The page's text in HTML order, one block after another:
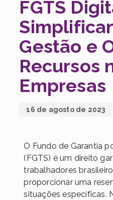
FGTS
Gestão e
Recursos
Empresas
16 de agosto de 2023
O Fundo de Garantia
(FGTS) é um direito
trabalhadores
proporcionar uma
situações específicas.